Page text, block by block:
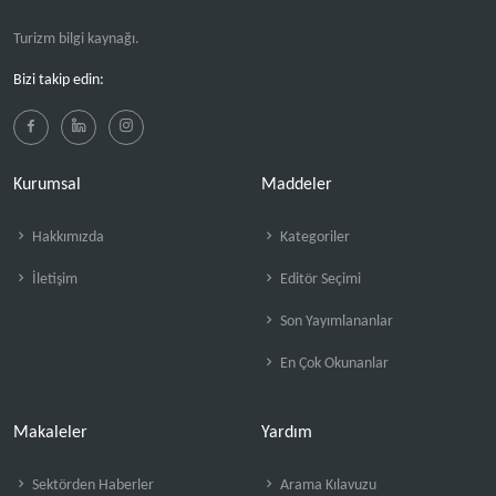
Turizm bilgi kaynağı.
Bizi takip edin:
Kurumsal
Hakkımızda
İletişim
Maddeler
Kategoriler
Editör Seçimi
Son Yayımlananlar
En Çok Okunanlar
Makaleler
Sektörden Haberler
Yardım
Arama Kılavuzu